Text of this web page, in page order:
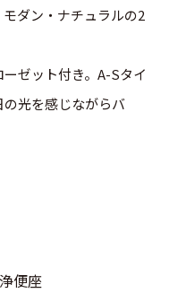
ダン・ナチュラルの2
ゼット付き。A-Sタイ
光を感じながらバ
便座